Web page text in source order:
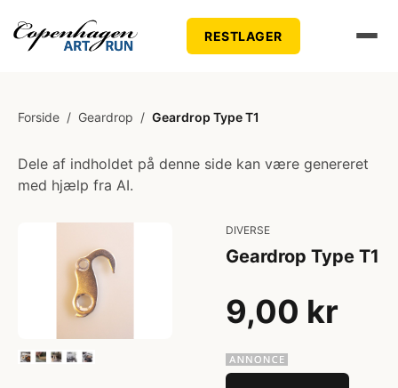
RESTLAGER
Forside / Geardrop / Geardrop Type T1
Dele af indholdet på denne side kan være genereret
med hjælp fra AI.
DIVERSE
Geardrop Type T1
9,00 kr